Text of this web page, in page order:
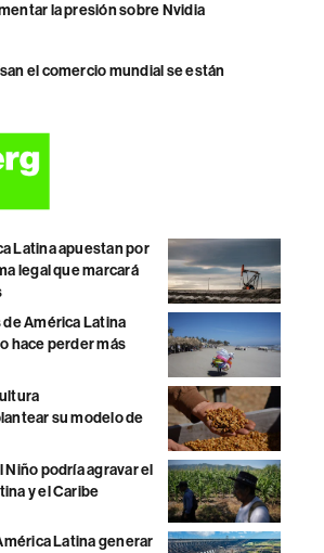
la presión sobre Nvidia
el comercio mundial se están
Latina apuestan por
legal que marcará
América Latina
hace perder más
su modelo de
Niño podría agravar el
y el Caribe
Latina generar